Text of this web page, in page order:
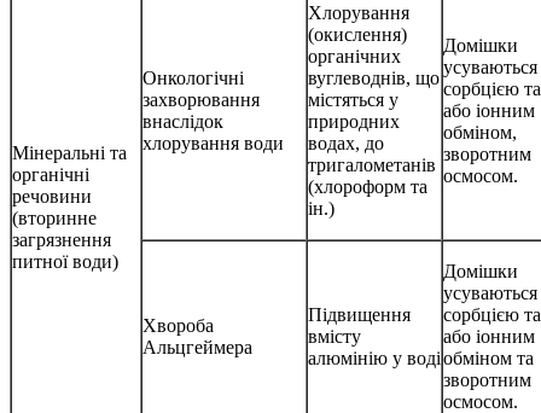
Мінеральні та
органічні
речовини
(вторинне
загрязнення
питної води)
Онкологічні
захворювання
внаслідок
хлорування води
Хлорування
(окислення)
органічних
вуглеводнів, що
містяться у
природних
водах, до
тригалометанів
(хлороформ та
ін.)
Домішки
усуваються
сорбцією
або іонним
обміном,
зворотним
осмосом.
Хвороба
Альцгеймера
Підвищення
вмісту
алюмінію у воді
Домішки
усуваються
сорбцією
або іонним
обміном та
зворотним
осмосом.